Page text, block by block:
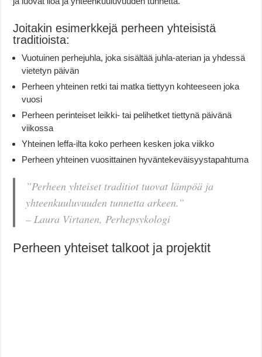
Joitakin esimerkkejä perheen yhteisistä
traditioista:
Vuotuinen perhejuhla, joka sisältää juhla-aterian ja yhdessä
vietetyn päivän
Perheen yhteinen retki tai matka tiettyyn kohteeseen joka
vuosi
Perheen perinteiset leikki- tai pelihetket tiettynä päivänä
viikossa
Yhteinen leffa-ilta koko perheen kesken joka viikko
Perheen yhteinen vuosittainen hyväntekeväisyystapahtuma
”Perheen yhteiset traditiot tuovat lämpöä ja
yhteenkuuluvuuden tunnetta arkeen.”
– Laura Virtanen, Perhepsykologi
Perheen yhteiset talkoot ja projektit